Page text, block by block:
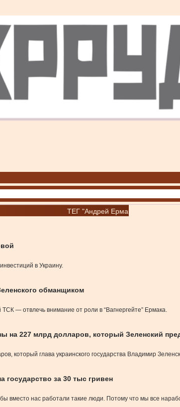
ТЕГ "Андрей Ермак"
в Украину.
обманщиком
— отвлечь внимание от роли в “Вагнергейте” Ермака.
на 227 млрд долларов, который Зеленский
который глава украинского государства Владимир
за 30 тыс гривен
вместо нас работали такие люди. Потому что мы все